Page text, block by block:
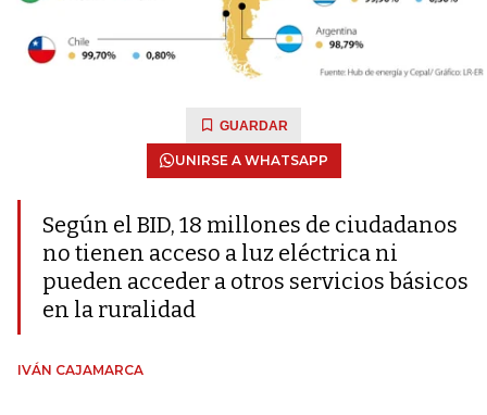
GUARDAR
UNIRSE A WHATSAPP
Según el BID, 18 millones de ciudadanos
no tienen acceso a luz eléctrica ni
pueden acceder a otros servicios básicos
en la ruralidad
IVÁN CAJAMARCA